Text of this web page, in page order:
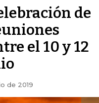
de
el 10 y 12
de 2019